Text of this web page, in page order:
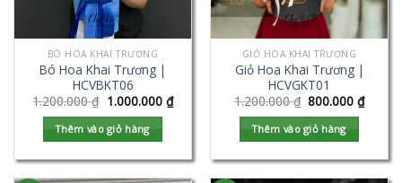
BÓ HOA KHAI TRƯƠNG
Bó Hoa Khai Trương |
HCVBKT06
1.200.000₫ 1.000.000 ₫
Thêm vào giỏ hàng
GIỎ HOA KHAI TRƯƠNG
Giỏ Hoa Khai Trương |
HCVGKT01
1.200.000₫ 800.000₫
Thêm vào giỏ hàng